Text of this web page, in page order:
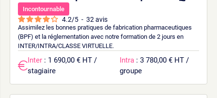
Incontournable
4.2/5 - 32 avis
Assimilez les bonnes pratiques de fabrication pharmaceutiques
(BPF) et la réglementation avec notre formation de 2 jours en
INTER/INTRA/CLASSE VIRTUELLE.
Inter : 1 690,00 € HT /
stagiaire
Intra : 3 780,00 € HT /
groupe